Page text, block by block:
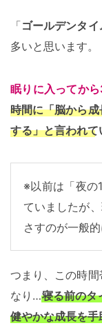
「ゴールデンタイ
多いと思います。
眠りに入ってか
時間に「脳から
する」と言われて
※以前は「夜の
ていましたが
さすのが一般
つまり、この時
なり…寝る前のタ
健やかな成長を手